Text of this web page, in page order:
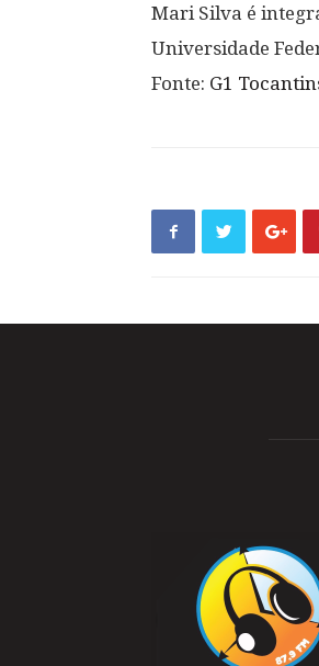
Mari Silva é
Universidade
Fonte: G1